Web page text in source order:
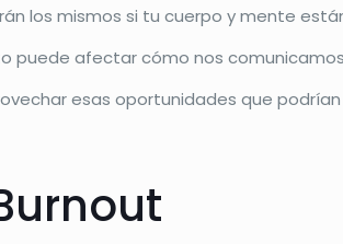
los mismos si tu cuerpo y mente
puede afectar cómo nos
esas oportunidades que